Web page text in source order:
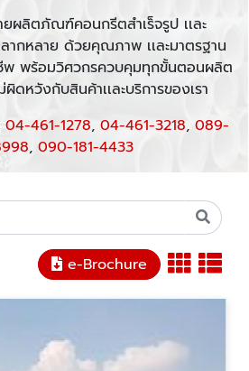
ยผลิตภัณฑ์คอนกรีตสำเร็จรูป เเละ
กหลาย ด้วยคุณภาพ เเละมาตรฐาน
พ พร้อมวิศวกรควบคุมทุกขั้นตอนผลิต
ดหวังกับสินค้าเเละบริการของเรา
04-461-1278, 04-461-3218, 089-
, 090-181-4433
e-Brochure